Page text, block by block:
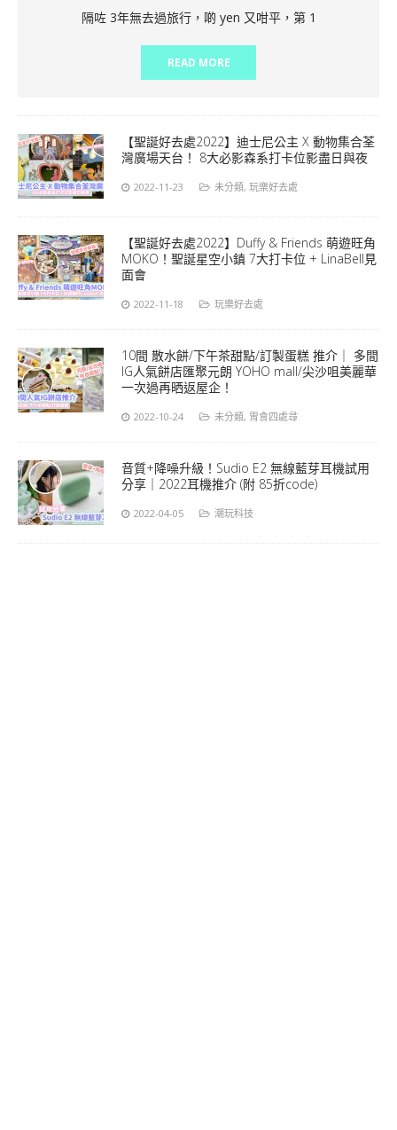
隔咗 3年無去過旅行，啲 yen 又咁平，第 1
READ MORE
【聖誕好去處2022】迪士尼公主 X 動物集合荃
灣廣場天台！ 8大必影森系打卡位影盡日與夜
2022-11-23 未分類, 玩樂好去處
【聖誕好去處2022】Duffy & Friends 萌遊旺角
MOKO！聖誕星空小鎮 7大打卡位 + LinaBell見
面會
2022-11-18 玩樂好去處
10間 散水餅/下午茶甜點/訂製蛋糕 推介｜ 多間
IG人氣餅店匯聚元朗 YOHO mall/尖沙咀美麗華
一次過再晒返屋企！
2022-10-24 未分類, 胃食四處尋
音質+降噪升級！Sudio E2 無線藍芽耳機試用
分享｜2022耳機推介 (附 85折code)
2022-04-05 潮玩科技